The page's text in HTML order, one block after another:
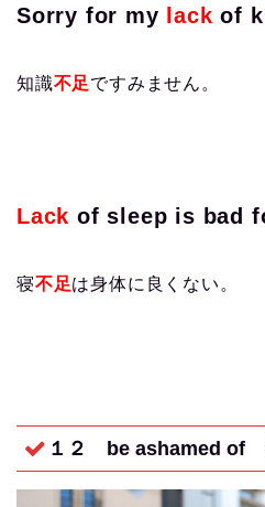
Sorry for my lack of
知識不足ですみません。
Lack of sleep is bad
寝不足は身体に良くない。
１２ be ashamed of